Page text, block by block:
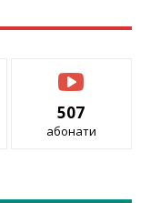
507
абонати